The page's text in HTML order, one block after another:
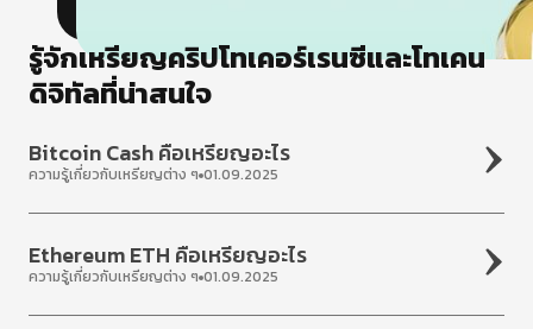
รู้จักเหรียญคริปโทเคอร์เรนซีและโทเคน
ดิจิทัลที่น่าสนใจ
Bitcoin Cash คือเหรียญอะไร
ความรู้เกี่ยวกับเหรียญต่าง ๆ 01.09.2025
Ethereum ETH คือเหรียญอะไร
ความรู้เกี่ยวกับเหรียญต่าง ๆ 01.09.2025